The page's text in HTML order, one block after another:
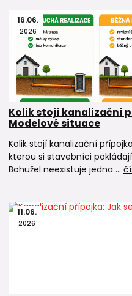
16.06.
2026
Kolik stojí kanalizační
Modelové situace
Kolik stojí kanalizační
kterou si stavebníci
Bohužel neexistuje jedna ...
11.06.
2026